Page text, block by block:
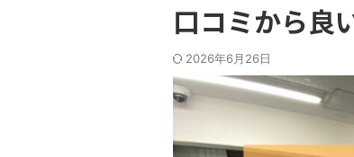
口コミから良
2026年6月26日